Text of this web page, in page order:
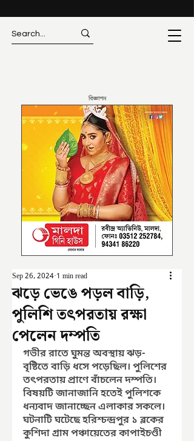
বিজ্ঞাপন
ঝড়ে ভেঙে পড়ল বাড়ি,
পুলিশি তৎপরতায় রক্ষা
পেলেন দম্পতি
Sep 26, 2024 1 min read
গভীর রাতে ঘুমন্ত অবস্থায় ঝড়-
বৃষ্টিতে বাড়ি ধসে পড়েছিল। পুলিশের
তৎপরতায় প্রাণে বাঁচলেন দম্পতি।
বিষয়টি জানাজানি হতেই পুলিশকে
ধন্যবাদ জানাচ্ছেন এলাকার সকলে।
ঘটনাটি ঘটেছে হরিশ্চন্দ্রপুর ১ ব্লকের
কুশিদা গ্রাম পঞ্চায়েতের কাপাইচণ্ডী